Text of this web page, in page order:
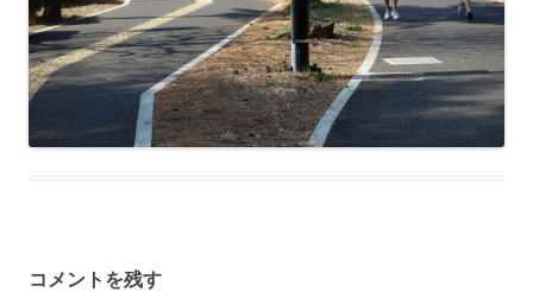
コメントを残す